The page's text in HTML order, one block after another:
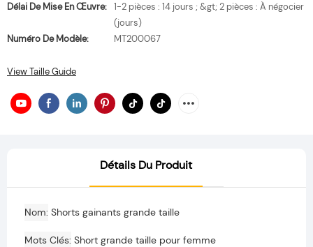
Délai De Mise En Œuvre: 1-2 pièces : 14 jours ; &gt; 2 pièces : À négocier
(jours)
Numéro De Modèle:
MT200067
View Taille Guide
Détails Du Produit
Nom Shorts gainants grande taille
Mots Clés Short grande taille pour femme